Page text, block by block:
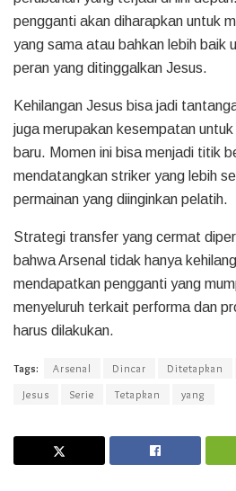
pengganti akan diharapkan untuk
yang sama atau bahkan lebih baik
peran yang ditinggalkan Jesus.
Kehilangan Jesus bisa jadi
juga merupakan kesempatan
baru. Momen ini bisa menjadi titik
mendatangkan striker yang lebih
permainan yang diinginkan pelatih.
Strategi transfer yang cermat
bahwa Arsenal tidak hanya
mendapatkan pengganti yang
menyeluruh terkait performa dan
harus dilakukan.
Tags: Arsenal Dincar Ditetapkan
Jesus
Serie Tetapkan yang